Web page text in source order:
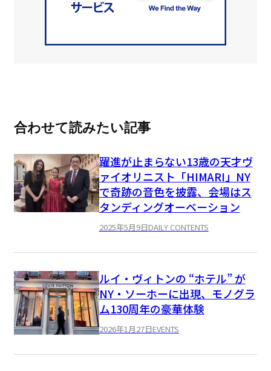
合わせて読みたい記事
躍進が止まらない13歳の天才ヴ
ァイオリニスト「HIMARI」NY
で奇跡の音色を披露、会場はス
タンディングオーベーション
2025年5月9日DAILY CONTENTS
ルイ・ヴィトンの “ホテル” が
NY・ソーホーに出現、モノグラ
ム130周年の豪華体験
2026年1月27日EVENTS